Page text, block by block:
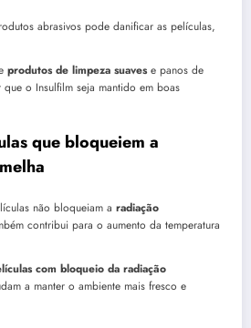
abrasivos pode danificar as películas,
produtos de limpeza suavese panos de
o Insulfilm seja mantido em boas
que bloqueiem a
não bloqueiam a radiação
contribui para o aumento da temperatura
com bloqueio da radiação
a manter o ambiente mais fresco e